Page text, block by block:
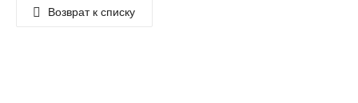
Возврат к списку